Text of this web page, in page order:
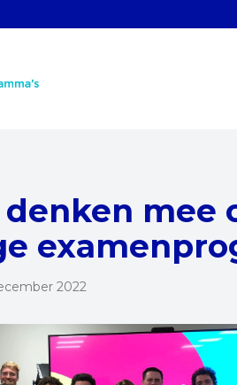
mee
2022